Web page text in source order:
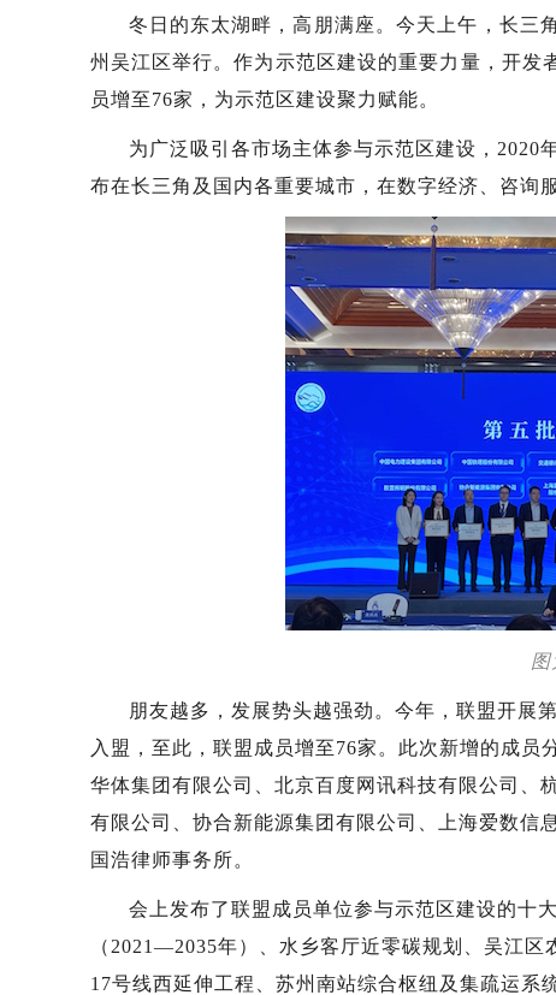
冬日的东太湖畔，高朋满座。今天上午，长三
州吴江区举行。作为示范区建设的重要力量，开发
员增至76家，为示范区建设聚力赋能。
为广泛吸引各市场主体参与示范区建设，2020
布在长三角及国内各重要城市，在数字经济、咨询
图
朋友越多，发展势头越强劲。今年，联盟开展
入盟，至此，联盟成员增至76家。此次新增的成员
华体集团有限公司、北京百度网讯科技有限公司、
有限公司、协合新能源集团有限公司、上海爱数信
国浩律师事务所。
会上发布了联盟成员单位参与示范区建设的十
（2021—2035年）、水乡客厅近零碳规划、吴江
17号线西延伸工程、‌苏州南站综合枢纽及集疏运